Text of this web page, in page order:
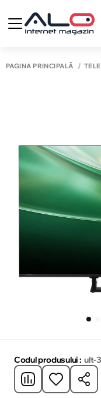
PAGINA PRINCIPALĂ
Codul produsului : ult-